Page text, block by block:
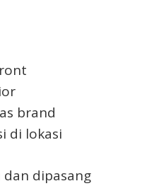
brand
di lokasi
dipasang